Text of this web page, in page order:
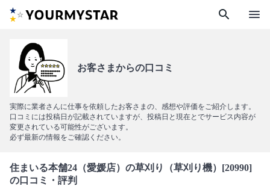
search menu
お客さまからの口コミ
実際に業者さんに仕事を依頼したお客さまの、感想や評価をご紹介します。
口コミには投稿日が記載されていますが、投稿日と現在とでサービス内容が
変更されている可能性がございます。
必ず最新の情報をご確認ください。
住まいる本舗24（愛媛店）の草刈り（草刈り機）[20990]
の口コミ・評判